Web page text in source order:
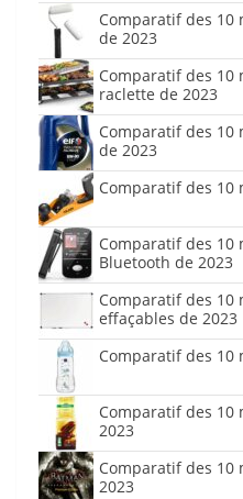
Comparatif des 10
de 2023
Comparatif des 10
raclette de 2023
Comparatif des 10
de 2023
Comparatif des 10
Comparatif des 10
Bluetooth de 2023
Comparatif des 10
effaçables de 2023
Comparatif des 10
Comparatif des 10
2023
Comparatif des 10
2023